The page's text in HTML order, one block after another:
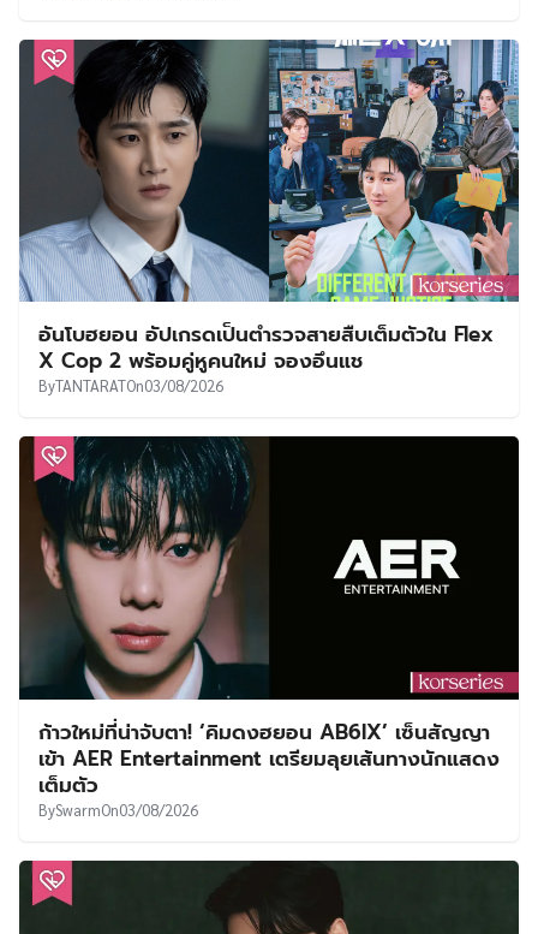
อันโบฮยอน อัปเกรดเป็นตำรวจสายสืบเต็มตัวใน Flex
X Cop 2 พร้อมคู่หูคนใหม่ จองอึนแช
ByTANTARATOn03/08/2026
ก้าวใหม่ที่น่าจับตา! ‘คิมดงฮยอน AB6IX’ เซ็นสัญญา
เข้า AER Entertainment เตรียมลุยเส้นทางนักแสดง
เต็มตัว
BySwarmOn03/08/2026